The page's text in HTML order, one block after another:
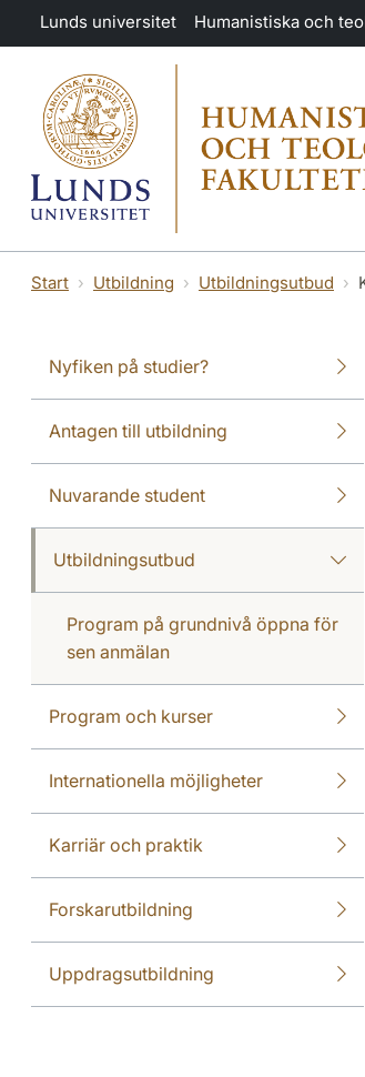
Hoppa till huvudinnehåll
Lunds universitet Humanistiska och
Start Utbildning Utbildningsutbud
Nyfiken på studier?
Antagen till utbildning
Nuvarande student
Utbildningsutbud
Program på grundnivå öppna för
sen anmälan
Program och kurser
Internationella möjligheter
Karriär och praktik
Forskarutbildning
Uppdragsutbildning